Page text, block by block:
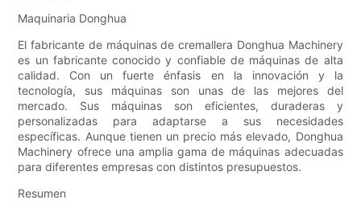
Maquinaria Donghua
El fabricante de máquinas de cremallera Donghua Machinery
es un fabricante conocido y confiable de máquinas de alta
calidad. Con un fuerte énfasis en la innovación y la
tecnología, sus máquinas son unas de las mejores del
mercado. Sus máquinas son eficientes, duraderas y
personalizadas para adaptarse a sus necesidades
específicas. Aunque tienen un precio más elevado, Donghua
Machinery ofrece una amplia gama de máquinas adecuadas
para diferentes empresas con distintos presupuestos.
Resumen